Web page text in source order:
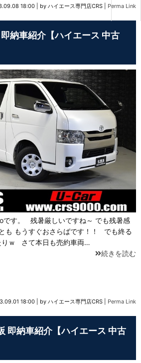
18:00 by ハイエース専門店CRS Perma Link
納車紹介【ハイエース 中古
です。 残暑厳しいですね～ でも残暑感
も もうすぐおさらばです！！ でも終る
りｗ さて本日も売約車両…
続きを読む
18:00 by ハイエース専門店CRS Perma Link
即納車紹介【ハイエース 中古